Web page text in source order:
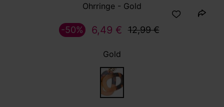
Ohrringe - Gold
6,49 € 12,99 €
-50%
Gold